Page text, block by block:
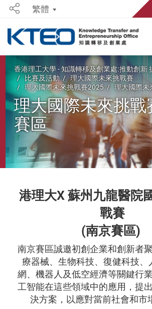
Share繁體
Start main content
香港理工大學 - 知識轉移及創業處:推動創新
比賽及活動
理大國際未來挑戰賽
理大國際未來挑戰賽2025
理大國際未
理大國際未來挑戰
賽區
港理大X 蘇州九龍醫院
戰賽
(南京賽區)
南京賽區誠邀初創企業和創新者
療器械、生物科技、復健科技、
網、機器人及低空經濟等關鍵行
工智能在這些領域中的應用，提
決方案，以應對當前社會和市